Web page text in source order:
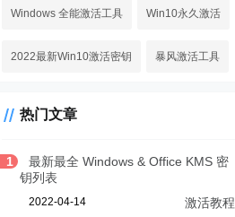
Windows 全能激活工具 Win10永久激活
2022最新Win10激活密钥 暴风激活工具
热门文章
1
最新最全 Windows & Office KMS 密
钥列表
2022-04-14 激活教程